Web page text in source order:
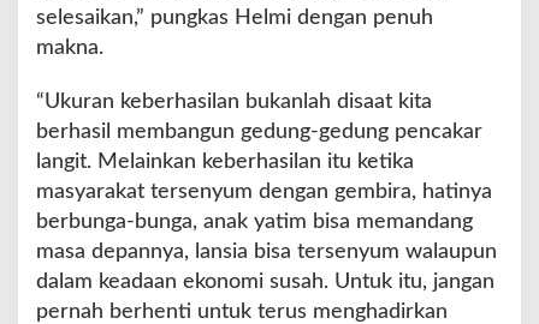
selesaikan,” pungkas Helmi dengan penuh
makna.
“Ukuran keberhasilan bukanlah disaat kita
berhasil membangun gedung-gedung pencakar
langit. Melainkan keberhasilan itu ketika
masyarakat tersenyum dengan gembira, hatinya
berbunga-bunga, anak yatim bisa memandang
masa depannya, lansia bisa tersenyum walaupun
dalam keadaan ekonomi susah. Untuk itu, jangan
pernah berhenti untuk terus menghadirkan